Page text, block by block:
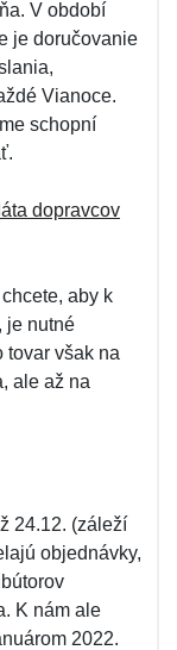
V období
je doručovanie
Vianoce.
schopní
dopravcov
aby k
je nutné
tovar však na
ale až na
24.12. (záleží
objednávky,
K nám ale
2022.